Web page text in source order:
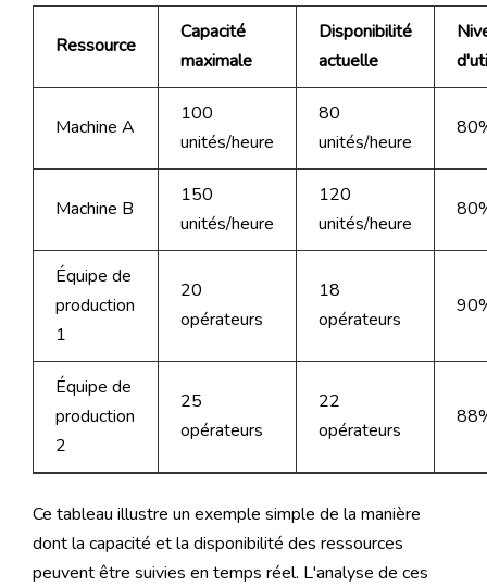
Ressource
Capacité
maximale
Disponibilité
actuelle
Machine A
100
unités/heure
80
unités/heure
Machine B
150
unités/heure
120
unités/heure
Équipe de
production
1
20
opérateurs
18
opérateurs
Équipe de
production
2
25
opérateurs
22
opérateurs
Ce tableau illustre un exemple simple de la manière
dont la capacité et la disponibilité des ressources
peuvent être suivies en temps réel. L'analyse de ces